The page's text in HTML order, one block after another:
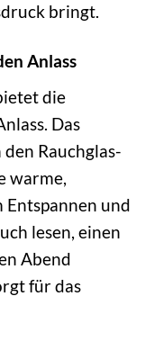
bringt.
Anlass
die
Das
Rauchglas-
warme,
Entspannen und
lesen, einen
Abend
für das